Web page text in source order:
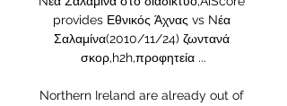
provides Εθνικός Άχνας vs Nέα
Σαλαμίνα(2010/11/24) ζωντανά
σκορ,h2h,προφητεία ...
Northern Ireland are already out of